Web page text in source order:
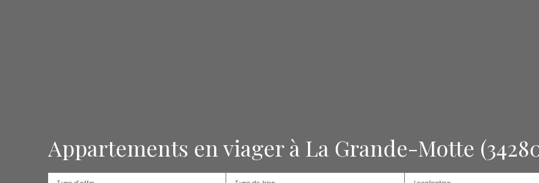
Appartements en viager à La Grande-Motte